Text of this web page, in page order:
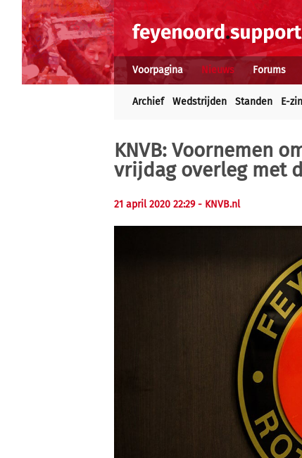
Voorpagina Nieuws Forums
Archief Wedstrijden Standen E-
KNVB: Voornemen
vrijdag overleg met
21 april 2020 22:29 - KNVB.nl